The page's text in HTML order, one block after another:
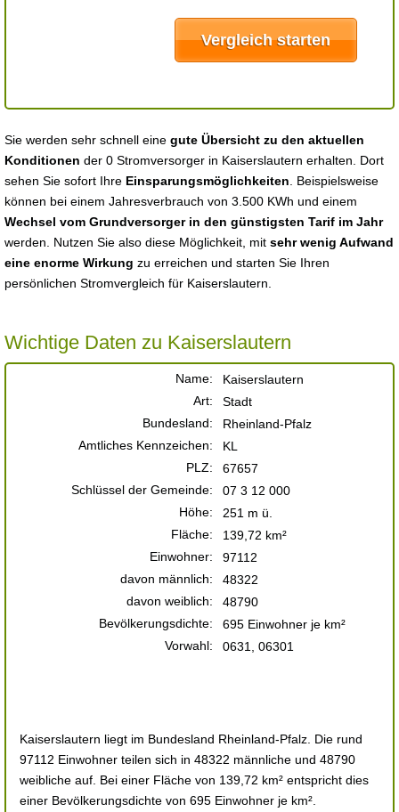
Sie werden sehr schnell eine gute Übersicht zu den aktuellen
Konditionen der 0 Stromversorger in Kaiserslautern erhalten. Dort
sehen Sie sofort Ihre Einsparungsmöglichkeiten . Beispielsweise
können bei einem Jahresverbrauch von 3.500 KWh und einem
Wechsel vom Grundversorger in den günstigsten Tarif im Jahr
werden. Nutzen Sie also diese Möglichkeit, mit sehr wenig Aufwand
eine enorme Wirkung zu erreichen und starten Sie Ihren
persönlichen Stromvergleich für Kaiserslautern.
Wichtige Daten zu Kaiserslautern
Name:
Kaiserslautern
Art:
Stadt
Bundesland:
Rheinland-Pfalz
Amtliches Kennzeichen:
KL
PLZ:
67657
Schlüssel der Gemeinde:
07 3 12 000
Höhe:
251 m ü.
Fläche:
139,72 km²
Einwohner:
97112
davon männlich:
48322
davon weiblich:
48790
Bevölkerungsdichte:
695 Einwohner je km²
Vorwahl:
0631, 06301
Kaiserslautern liegt im Bundesland Rheinland-Pfalz. Die rund
97112 Einwohner teilen sich in 48322 männliche und 48790
weibliche auf. Bei einer Fläche von 139,72 km² entspricht dies
einer Bevölkerungsdichte von 695 Einwohner je km².